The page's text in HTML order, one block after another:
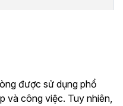
được sử dụng phổ
và công việc. Tuy nhiên,